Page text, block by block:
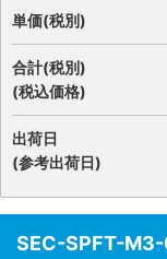
単価(税別)
合計(税別)
(税込価格)
出荷日
(参考出荷日)
SEC-SPFT-